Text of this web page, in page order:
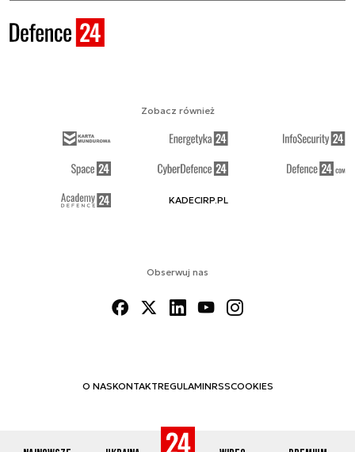
Obserwuj nas
O NASKONTAKTREGULAMINRSSCOOKIES
Zobacz również
KADECIRP.PL